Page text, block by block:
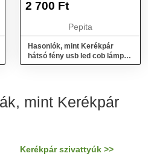
2 700 Ft
Pepita
Hasonlók, mint Kerékpár
hátsó fény usb led cob lámpa
100lm
mint Kerékpár
Kerékpár szivattyúk >>